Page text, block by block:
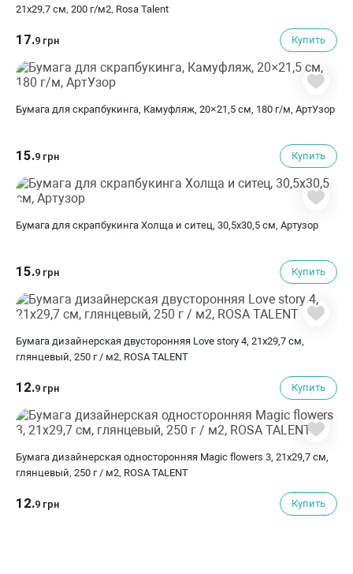
21х29,7 см, 200 г/м2, Rosa Talent
17.9 грн Купить
Бумага для скрапбукинга, Камуфляж, 20×21,5 см, 180 г/м, АртУзор
15.9 грн Купить
Бумага для скрапбукинга Холща и ситец, 30,5х30,5 см, Артузор
15.9 грн Купить
Бумага дизайнерская двусторонняя Love story 4, 21х29,7 см,
глянцевый, 250 г / м2, ROSA TALENT
12.9 грн Купить
Бумага дизайнерская односторонняя Magic flowers 3, 21х29,7 см,
глянцевый, 250 г / м2, ROSA TALENT
12.9 грн Купить